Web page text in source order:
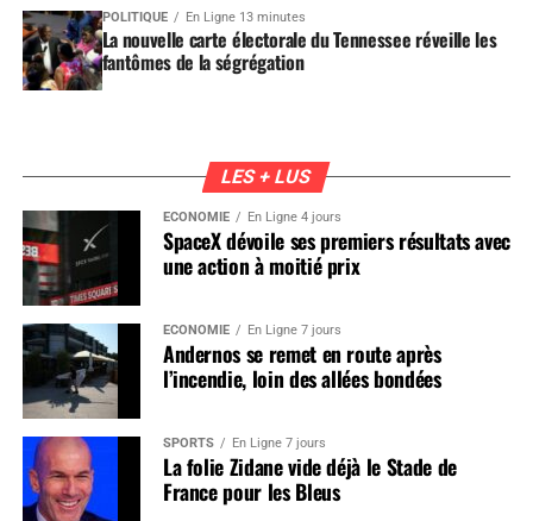
POLITIQUE En Ligne 13 minutes
La nouvelle carte électorale du Tennessee réveille les
fantômes de la ségrégation
LES + LUS
ÉCONOMIE En Ligne 4 jours
SpaceX dévoile ses premiers résultats avec
une action à moitié prix
ÉCONOMIE En Ligne 7 jours
Andernos se remet en route après
l’incendie, loin des allées bondées
SPORTS En Ligne 7 jours
La folie Zidane vide déjà le Stade de
France pour les Bleus